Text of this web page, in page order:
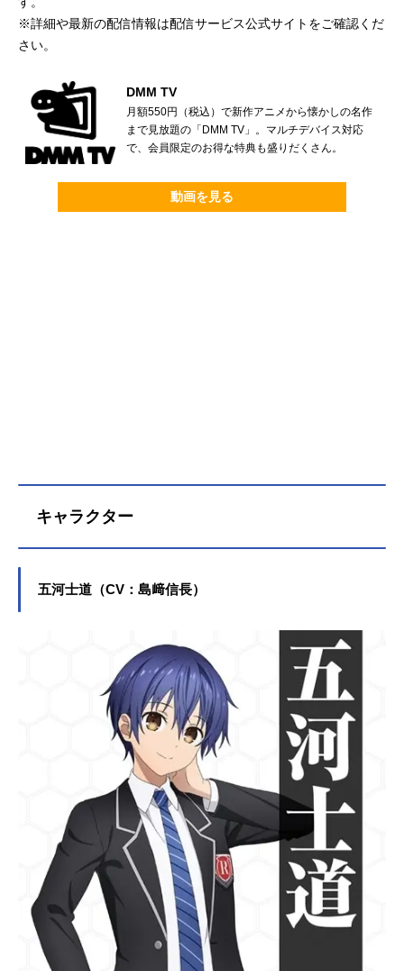
※詳細や最新の配信情報は配信サービス公式サイトをご確認くだ
さい。
DMM TV
月額550円（税込）で新作アニメから懐かしの名作
まで見放題の「DMM TV」。マルチデバイス対応
で、会員限定のお得な特典も盛りだくさん。
動画を見る
キャラクター
五河士道（CV：島﨑信長）